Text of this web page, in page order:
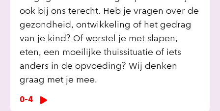
ook bij ons terecht. Heb je vragen over de
gezondheid, ontwikkeling of het gedrag
van je kind? Of worstel je met slapen,
eten, een moeilijke thuissituatie of iets
anders in de opvoeding? Wij denken
graag met je mee.
0-4